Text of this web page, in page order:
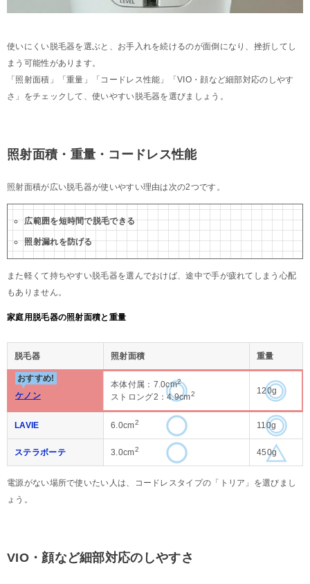
使いにくい脱毛器を選ぶと、お手入れを続けるのが面倒になり、挫折してし
まう可能性があります。
「照射面積」「重量」「コードレス性能」「VIO・顔など細部対応のしやす
さ」をチェックして、使いやすい脱毛器を選びましょう。
照射面積・重量・コードレス性能
照射面積が広い脱毛器が使いやすい理由は次の2つです。
広範囲を短時間で脱毛できる
照射漏れを防げる
また軽くて持ちやすい脱毛器を選んでおけば、途中で手が疲れてしまう心配
もありません。
家庭用脱毛器の照射面積と重量
脱毛器 照射面積 重量
おすすめ!
ケノン
本体付属：7.0cm2
ストロング2：4.9cm2 120g
LAVIE 6.0cm2 110g
ステラボーテ 3.0cm2 450g
電源がない場所で使いたい人は、コードレスタイプの「トリア」を選びまし
ょう。
VIO・顔など細部対応のしやすさ